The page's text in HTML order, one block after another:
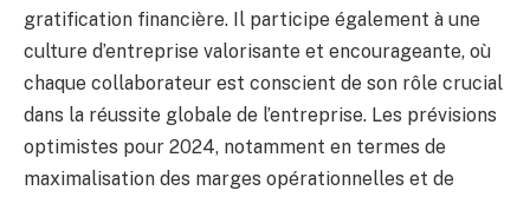
gratification financière. Il participe également à une
culture d’entreprise valorisante et encourageante, où
chaque collaborateur est conscient de son rôle crucial
dans la réussite globale de l’entreprise. Les prévisions
optimistes pour 2024, notamment en termes de
maximalisation des marges opérationnelles et de